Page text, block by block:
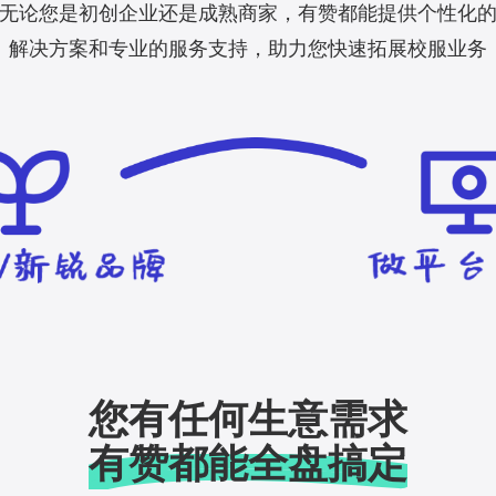
无论您是初创企业还是成熟商家，有赞都能提供个性化的
解决方案和专业的服务支持，助力您快速拓展校服业务
您有任何生意需求
有赞都能全盘搞定